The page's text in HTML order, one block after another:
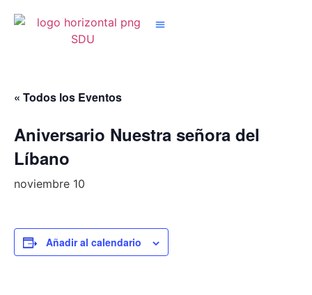
« Todos los Eventos
Aniversario Nuestra señora del
Líbano
noviembre 10
Añadir al calendario